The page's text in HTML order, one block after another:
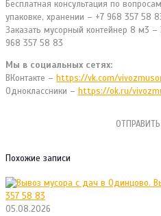
Бесплатная консультация по
упаковке, хранении – +7 968 357 58
Заказать мусорный контейнер 8 м3
968 357 58 83
Мы в социальных сетях:
ВКонтакте – https://vk.com/
Одноклассники – https://ok.ru/
Похожие записи
05.08.2026